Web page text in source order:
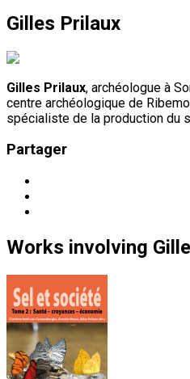
Gilles Prilaux
Gilles Prilaux, archéologue à
centre archéologique de
spécialiste de la production du
Partager
Works involving